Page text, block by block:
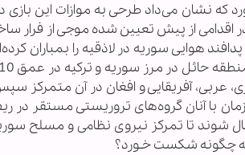
که نشان می‌داد طرحی به موازات این بازی
اقدامی از پیش تعیین شده موجی از فرار
هوایی سوریه در لاذقیه را بمباران
عربی، آفریقایی و افغان در آن متمرکز
با آنان گروه‌های تروریستی مستقر در
شوند تا تمرکز نیروی نظامی و مسلح
چگونه شکست خـورد؟